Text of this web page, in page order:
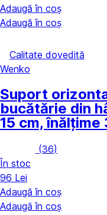
Adaugă în coș
Adaugă în coș
Calitate dovedită
Wenko
Suport
bucătărie din
15 cm, înălțime
(36)
În stoc
96 Lei
Adaugă în coș
Adaugă în coș